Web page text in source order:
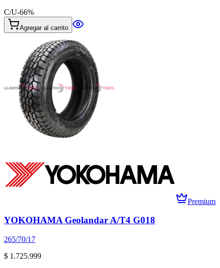
C/U-66%
Agregar al carrito
Premium
YOKOHAMA Geolandar A/T4 G018
265/70/17
$ 1.725.999